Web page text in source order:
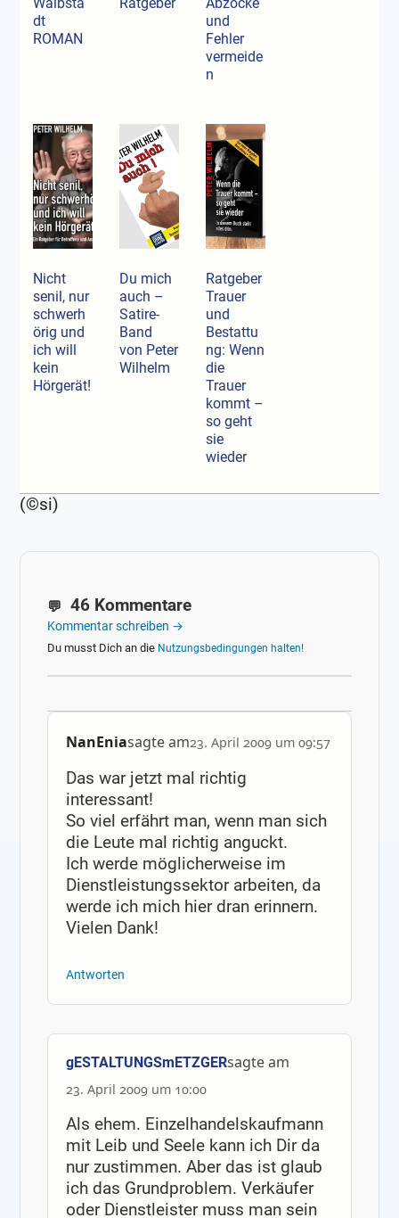
Waibsta
dt
ROMAN
Ratgeber
Abzocke
und
Fehler
vermeide
n
Nicht
senil, nur
schwerh
örig und
ich will
kein
Hörgerät!
Du mich
auch –
Satire-
Band
von Peter
Wilhelm
Ratgeber
Trauer
und
Bestattu
ng: Wenn
die
Trauer
kommt –
so geht
sie
wieder
(©si)
46 Kommentare
Kommentar schreiben →
Du musst Dich an die Nutzungsbedingungen halten!
NanEniasagte am23. April 2009 um 09:57
Das war jetzt mal richtig
interessant!
So viel erfährt man, wenn man sich
die Leute mal richtig anguckt.
Ich werde möglicherweise im
Dienstleistungssektor arbeiten, da
werde ich mich hier dran erinnern.
Vielen Dank!
Antworten
gESTALTUNGSmETZGERsagte am
23. April 2009 um 10:00
Als ehem. Einzelhandelskaufmann
mit Leib und Seele kann ich Dir da
nur zustimmen. Aber das ist glaub
ich das Grundproblem. Verkäufer
oder Dienstleister muss man sein